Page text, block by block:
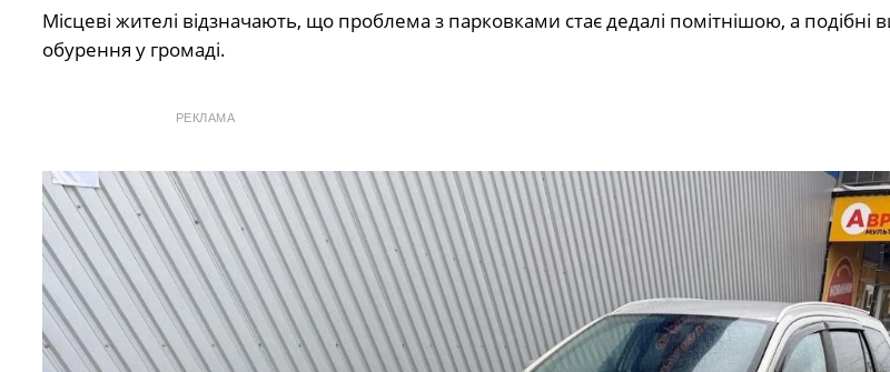
Місцеві жителі відзначають, що проблема з парковками стає дедалі помітнішою, а подібні
обурення у громаді.
РЕКЛАМА